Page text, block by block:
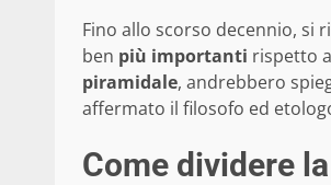
Fino allo scorso decennio, si
ben più importanti rispetto
piramidale, andrebbero
affermato il filosofo ed
Come dividere